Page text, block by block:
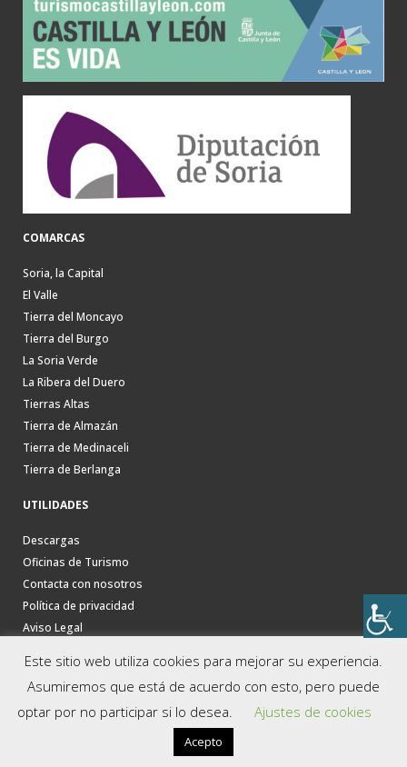
COMARCAS
Soria, la Capital
El Valle
Tierra del Moncayo
Tierra del Burgo
La Soria Verde
La Ribera del Duero
Tierras Altas
Tierra de Almazán
Tierra de Medinaceli
Tierra de Berlanga
UTILIDADES
Descargas
Oficinas de Turismo
Contacta con nosotros
Política de privacidad
Aviso Legal
Este sitio web utiliza cookies para mejorar su experiencia.
Asumiremos que está de acuerdo con esto, pero puede
optar por no participar si lo desea.
Ajustes de cookies
Acepto